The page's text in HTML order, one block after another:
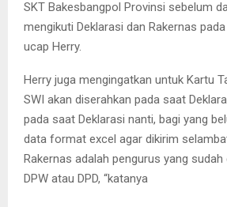
SKT Bakesbangpol Provinsi sebelum
mengikuti Deklarasi dan Rakernas
ucap Herry.
Herry juga mengingatkan untuk Kartu
SWI akan diserahkan pada saat
pada saat Deklarasi nanti, bagi yang
data format excel agar dikirim
Rakernas adalah pengurus yang sudah
DPW atau DPD, “katanya